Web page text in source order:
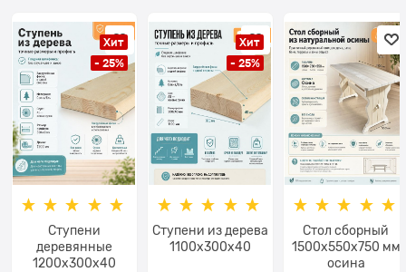
Хит
- 25%
Ступени
деревянные
1200x300x40
Хит
- 25%
Ступени из дерева
1100x300x40
Стол сборный
1500х550х750 мм
осина